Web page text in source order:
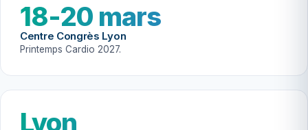
18-20 mars
Centre Congrès Lyon
Printemps Cardio 2027.
Lyon